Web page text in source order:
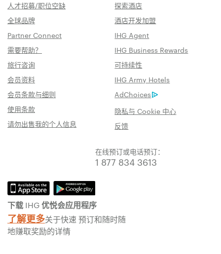
人才招募/职位空缺
探索酒店
全球品牌
酒店开发加盟
Partner Connect
IHG Agent
需要帮助？
IHG Business Rewards
旅行咨询
可持续性
会员资料
IHG Army Hotels
会员条款与细则
AdChoices
使用条款
隐私与 Cookie 中心
请勿出售我的个人信息
反馈
在线预订或电话预订：
1 877 834 3613
下载 IHG 优悦会应用程序
了解更多关于快速 预订和随时随
地赚取奖励的详情